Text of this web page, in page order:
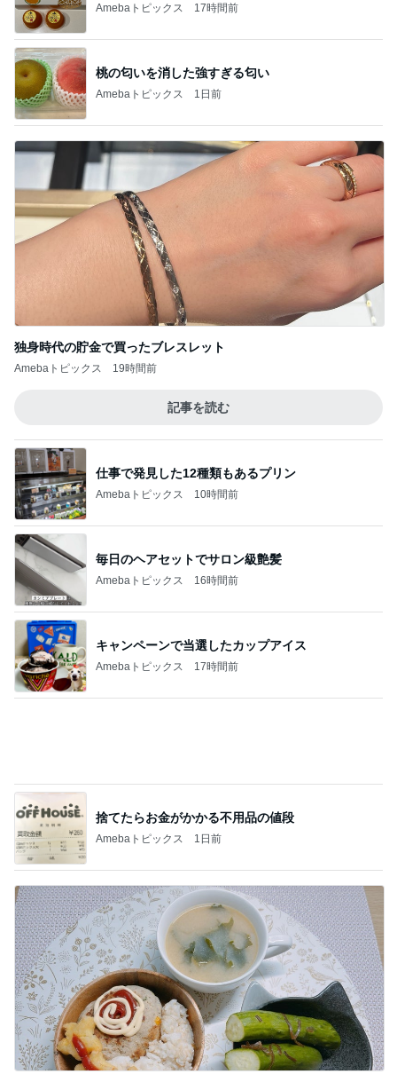
Amebaトピックス 17時間前
桃の匂いを消した強すぎる匂い
Amebaトピックス 1日前
独身時代の貯金で買ったブレスレット
Amebaトピックス 19時間前
記事を読む
仕事で発見した12種類もあるプリン
Amebaトピックス 10時間前
毎日のヘアセットでサロン級艶髪
Amebaトピックス 16時間前
キャンペーンで当選したカップアイス
Amebaトピックス 17時間前
捨てたらお金がかかる不用品の値段
Amebaトピックス 1日前